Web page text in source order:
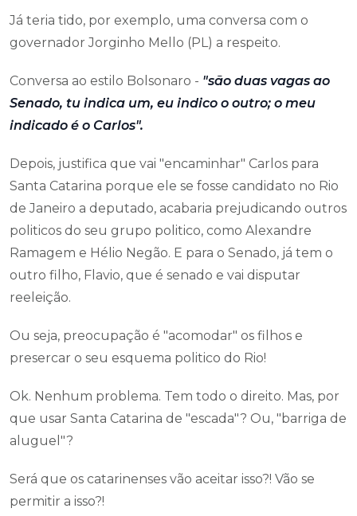
Já teria tido, por exemplo, uma conversa com o
governador Jorginho Mello (PL) a respeito.
Conversa ao estilo Bolsonaro - "são duas vagas ao
Senado, tu indica um, eu indico o outro; o meu
indicado é o Carlos".
Depois, justifica que vai "encaminhar" Carlos para
Santa Catarina porque ele se fosse candidato no Rio
de Janeiro a deputado, acabaria prejudicando outros
politicos do seu grupo politico, como Alexandre
Ramagem e Hélio Negão. E para o Senado, já tem o
outro filho, Flavio, que é senado e vai disputar
reeleição.
Ou seja, preocupação é "acomodar" os filhos e
presercar o seu esquema politico do Rio!
Ok. Nenhum problema. Tem todo o direito. Mas, por
que usar Santa Catarina de "escada"? Ou, "barriga de
aluguel"?
Será que os catarinenses vão aceitar isso?! Vão se
permitir a isso?!